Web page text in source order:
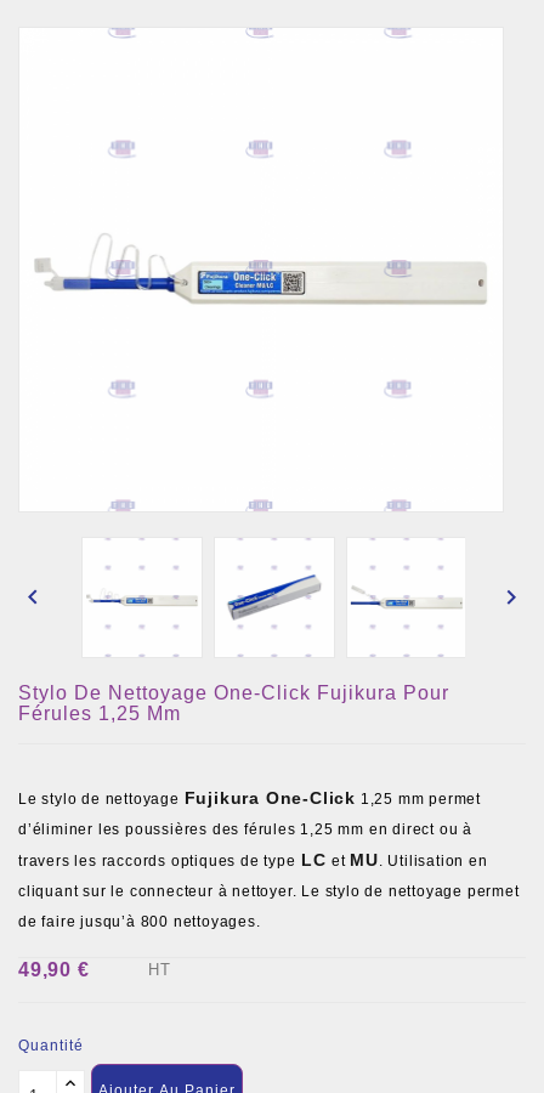
 
Stylo De Nettoyage One-Click Fujikura Pour
Férules 1,25 Mm
Le stylo de nettoyage Fujikura One-Click 1,25 mm permet
d’éliminer les poussières des férules 1,25 mm en direct ou à
travers les raccords optiques de type LC et MU. Utilisation en
cliquant sur le connecteur à nettoyer. Le stylo de nettoyage permet
de faire jusqu’à 800 nettoyages.
49,90 € HT
Quantité